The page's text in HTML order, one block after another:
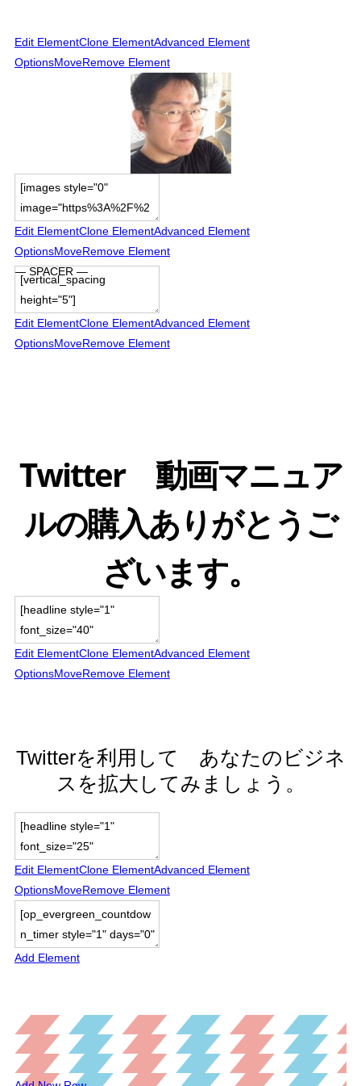
Edit ElementClone ElementAdvanced Element
OptionsMoveRemove Element
Edit ElementClone ElementAdvanced Element
OptionsMoveRemove Element
— SPACER —
Edit ElementClone ElementAdvanced Element
OptionsMoveRemove Element
Twitter 動画マニュア
ルの購入ありがとうご
ざいます。
Edit ElementClone ElementAdvanced Element
OptionsMoveRemove Element
Twitterを利用して あなたのビジネ
スを拡大してみましょう。
Edit ElementClone ElementAdvanced Element
OptionsMoveRemove Element
Add Element